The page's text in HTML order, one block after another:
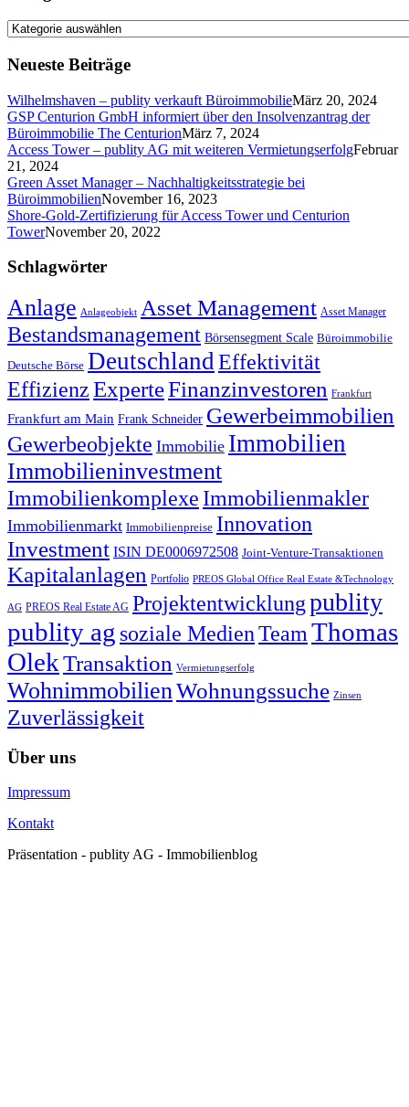
Kategorien
Neueste Beiträge
Wilhelmshaven – publity verkauft BüroimmobilieMärz 20, 2024
GSP Centurion GmbH informiert über den Insolvenzantrag der
Büroimmobilie The CenturionMärz 7, 2024
Access Tower – publity AG mit weiteren VermietungserfolgFebruar
21, 2024
Green Asset Manager – Nachhaltigkeitsstrategie bei
BüroimmobilienNovember 16, 2023
Shore-Gold-Zertifizierung für Access Tower und Centurion
TowerNovember 20, 2022
Schlagwörter
Anlage Anlageobjekt Asset Management Asset Manager
Bestandsmanagement Börsensegment Scale Büroimmobilie
Deutsche Börse DeutschlandEffektivität
EffizienzExperteFinanzinvestoren Frankfurt
Frankfurt am Main Frank Schneider Gewerbeimmobilien
Gewerbeobjekte Immobilie Immobilien
Immobilieninvestment
Immobilienkomplexe Immobilienmakler
Immobilienmarkt Immobilienpreise Innovation
Investment ISIN DE0006972508 Joint-Venture-Transaktionen
Kapitalanlagen Portfolio PREOS Global Office Real Estate &Technology
AG PREOS Real Estate AG Projektentwicklungpublity
publity ag soziale MedienTeam Thomas
OlekTransaktion Vermietungserfolg
WohnimmobilienWohnungssuche Zinsen
Zuverlässigkeit
Über uns
Impressum
Kontakt
Präsentation - publity AG - Immobilienblog